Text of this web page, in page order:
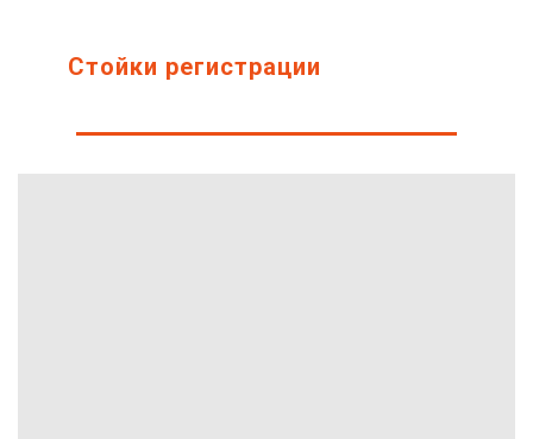
Стойки регистрации